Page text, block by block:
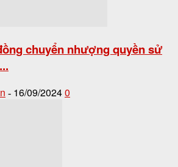
chuyển nhượng quyền sử
- 16/09/20240